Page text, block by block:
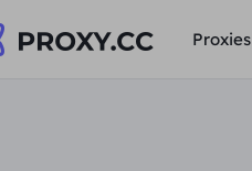
Proxies